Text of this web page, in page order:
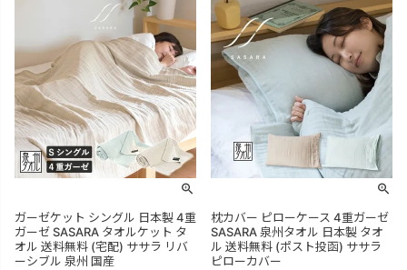
ガーゼケット シングル 日本製 4重
ガーゼ SASARA タオルケット タ
オル 送料無料 (宅配) ササラ リバ
ーシブル 泉州 国産
枕カバー ピローケース 4重ガーゼ
SASARA 泉州タオル 日本製 タオ
ル 送料無料 (ポスト投函) ササラ
ピローカバー